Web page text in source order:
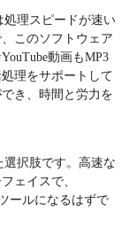
処理スピードが速い
このソフトウェア
動画もMP3
理をサポートして
き、時間と労力を
選択肢です。高速な
ェイスで、
ールになるはずで